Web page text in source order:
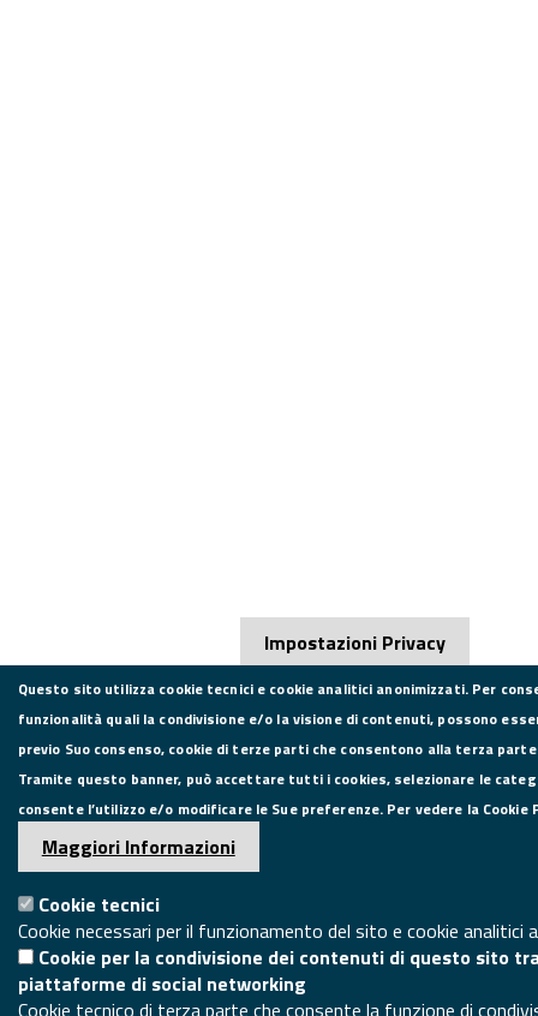
Impostazioni Privacy
Questo sito utilizza cookie tecnici e cookie analitici anonimizzati. Per
funzionalità quali la condivisione e/o la visione di contenuti, possono
previo Suo consenso, cookie di terze parti che consentono alla terza
Tramite questo banner, può accettare tutti i cookies, selezionare le
consente l’utilizzo e/o modificare le Sue preferenze. Per vedere la Cookie
Maggiori Informazioni
Cookie tecnici
Cookie necessari per il funzionamento del sito e cookie analitici
Cookie per la condivisione dei contenuti di questo sito
piattaforme di social networking
Cookie tecnico di terza parte che consente la funzione di